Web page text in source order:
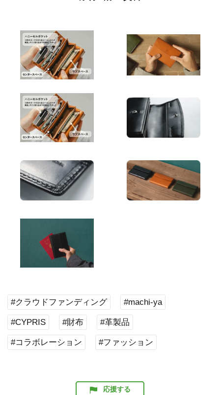
#クラウドファンディング #machi-ya
#CYPRIS #財布 #革製品
#コラボレーション #ファッション
応援する